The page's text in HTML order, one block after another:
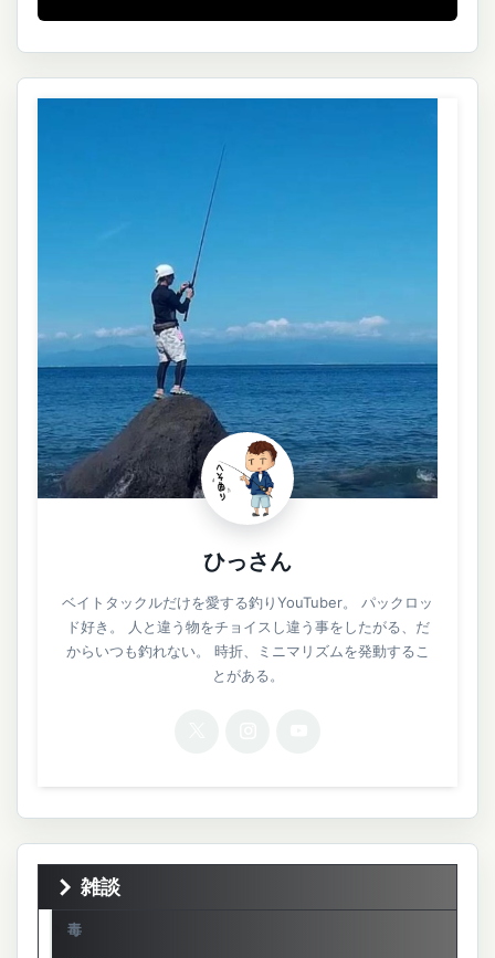
ひっさん
ベイトタックルだけを愛する釣りYouTuber。 パックロッ
ド好き。 人と違う物をチョイスし違う事をしたがる、だ
からいつも釣れない。 時折、ミニマリズムを発動するこ
とがある。
雑談
毒